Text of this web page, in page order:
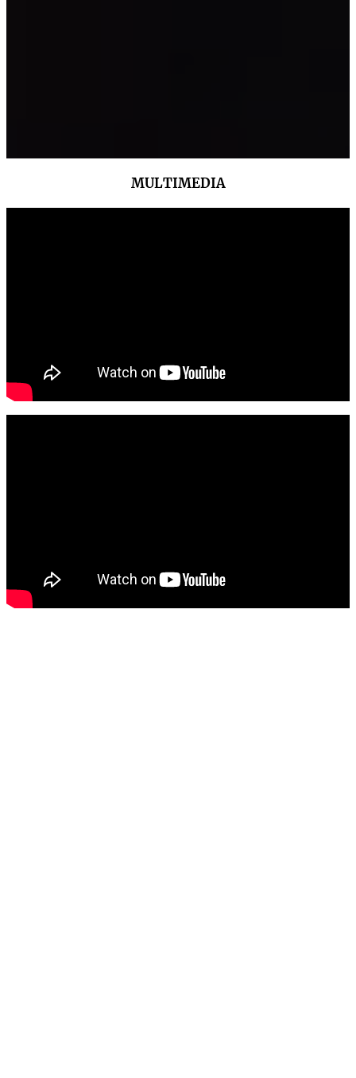
MULTIMEDIA